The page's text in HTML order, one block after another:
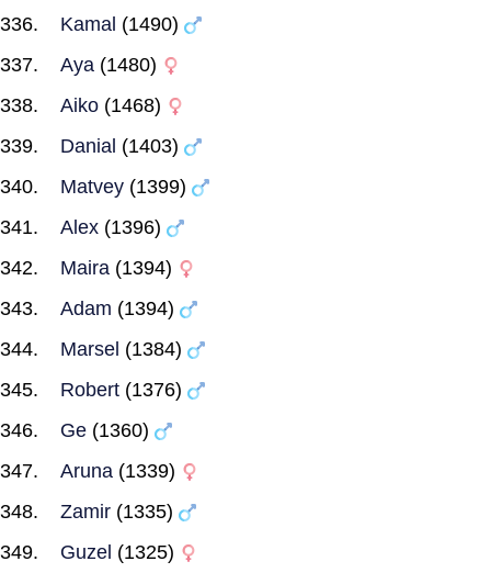
Kamal (1490)
Aya (1480)
Aiko (1468)
Danial (1403)
Matvey (1399)
Alex (1396)
Maira (1394)
Adam (1394)
Marsel (1384)
Robert (1376)
Ge (1360)
Aruna (1339)
Zamir (1335)
Guzel (1325)